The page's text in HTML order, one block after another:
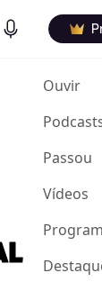
Podcasts
Ouvir
Passou
Vídeos